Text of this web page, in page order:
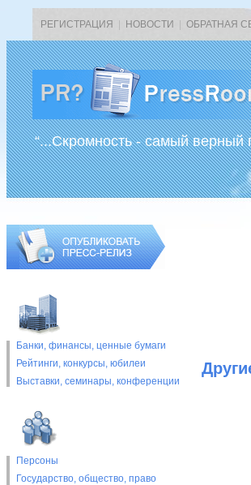
РЕГИСТРАЦИЯ НОВОСТИ ОБРАТНАЯ
“...Скромность - самый верный
Банки, финансы, ценные бумаги
Рейтинги, конкурсы, юбилеи
Выставки, cеминары, конференции
Персоны
Государство, общество, право